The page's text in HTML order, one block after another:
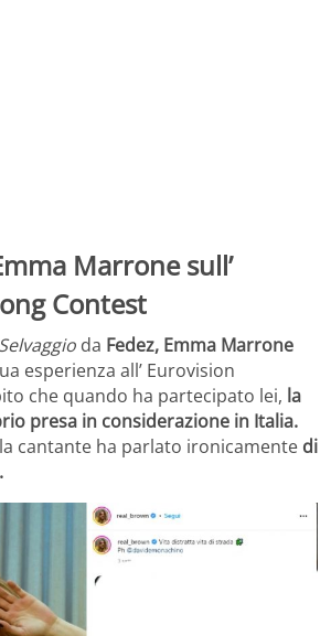
Marrone sull’
Contest
da Fedez, Emma Marrone
esperienza all’ Eurovision
che quando ha partecipato lei, la
presa in considerazione in Italia.
la cantante ha parlato ironicamente di